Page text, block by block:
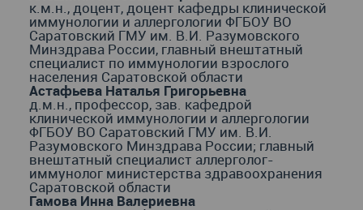
к.м.н., доцент, доцент кафедры клинической
иммунологии и аллергологии ФГБОУ ВО
Саратовский ГМУ им. В.И. Разумовского
Минздрава России, главный внештатный
специалист по иммунологии взрослого
населения Саратовской области
Астафьева Наталья Григорьевна
д.м.н., профессор, зав. кафедрой
клинической иммунологии и аллергологии
ФГБОУ ВО Саратовский ГМУ им. В.И.
Разумовского Минздрава России; главный
внештатный специалист аллерголог-
иммунолог министерства здравоохранения
Саратовской области
Гамова Инна Валериевна